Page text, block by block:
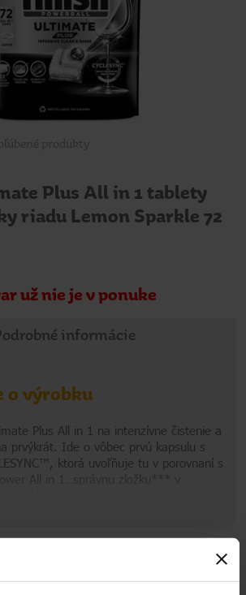
Plus All in 1 tablety
riadu Lemon Sparkle 72
už nie je v ponuke
informácie
výrobku
Plus All in 1 na intenzívne čistenie a
prvýkrát. Ide o vôbec prvú kapsulu s
ktorá uvoľňuje tu v porovnaní s
All in 1. správnu zložku*** v
predumývania a poskytuje 4 činnosti
a udržiavajú ich lesk pri každom
výkon s o 15 % nižšou
a balenie